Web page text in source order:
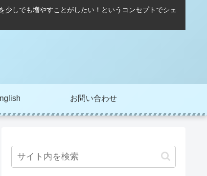
しでも増やすことがしたい！というコンセプトでシェ
お問い合わせ